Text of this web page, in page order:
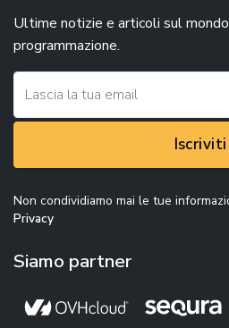
Ultime notizie e articoli sul
programmazione.
Iscriviti
Non condividiamo mai le tue
Privacy
Siamo partner